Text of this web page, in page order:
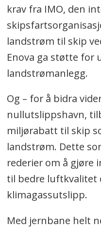
krav fra IMO, den
landstrøm til skip
Enova ga støtte for
landstrømanlegg.
Og – for å bidra
nullutslippshavn,
miljørabatt til skip
landstrøm. Dette
rederier om å gjøre
til bedre luftkvalitet
klimagassutslipp.
Med jernbane helt